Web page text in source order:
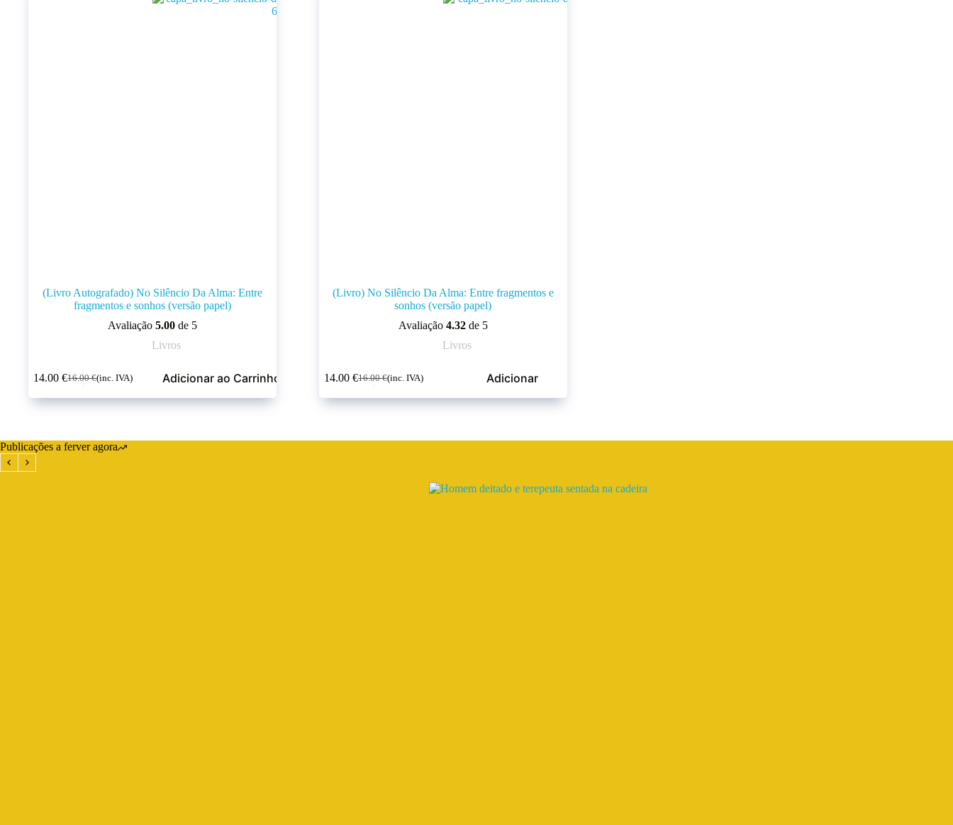
(Livro Autografado) No Silêncio Da Alma: Entre
fragmentos e sonhos (versão papel)
Avaliação 5.00de 5
Livros
16.00€
14.00€ (inc. IVA) Adicionar ao Carrinho
(Livro) No Silêncio Da Alma: Entre fragmentos e
sonhos (versão papel)
Avaliação 4.32de 5
Livros
16.00€
14.00€ (inc. IVA) Adicionar
Publicações a ferver agora